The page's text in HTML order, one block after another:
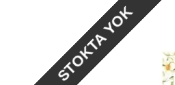
STOKTA YOK